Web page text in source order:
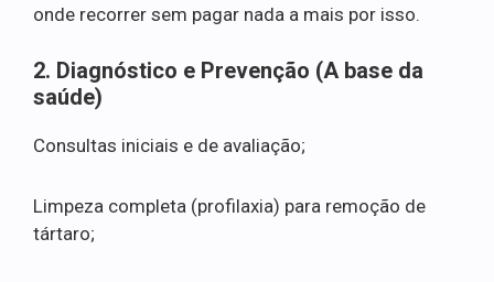
onde recorrer sem pagar nada a mais por isso.
2. Diagnóstico e Prevenção (A base da
saúde)
Consultas iniciais e de avaliação;
Limpeza completa (profilaxia) para remoção de
tártaro;